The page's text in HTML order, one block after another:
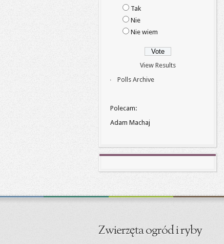
Tak
Nie
Nie wiem
View Results
Polls Archive
Polecam:
Adam Machaj
Zwierzęta ogród i ryby